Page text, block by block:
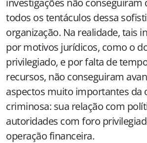
investigações não conseguiram
todos os tentáculos dessa
organização. Na realidade, tais
por motivos jurídicos, como o
privilegiado, e por falta de
recursos, não conseguiram
aspectos muito importantes da
criminosa: sua relação com
autoridades com foro
operação financeira.